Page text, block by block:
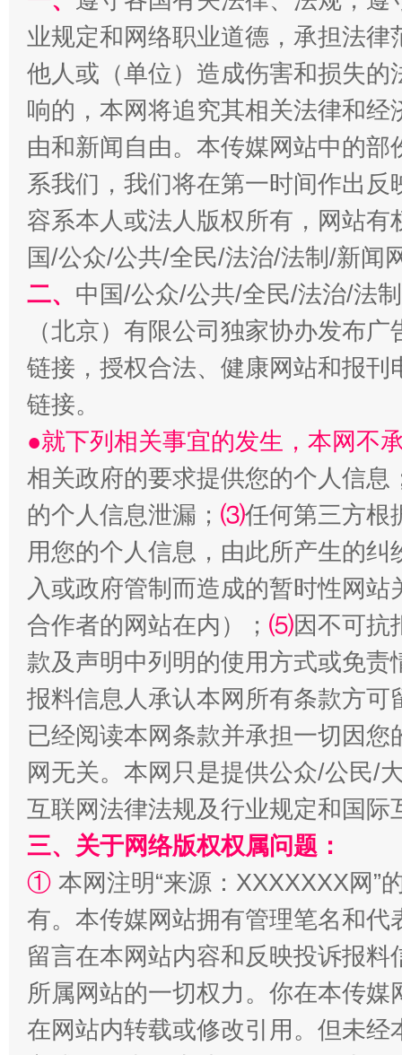
千年窑火 生生不息 一
揭开“小金库”的免责幌子
受贿1.44亿！段成刚被判无期 从幼
全民健身五年计划来了！等你上场
业规定和网络职业道德，承担法
他人或（单位）造成伤害和损失
响的，本网将追究其相关法律和
由和新闻自由。本传媒网站中的
系我们，我们将在第一时间作出
容系本人或法人版权所有，网站
国/公众/公共/全民/法治/法制/新闻
二、 中国/公众/公共/全民/法治/法
（北京）有限公司独家协办发布
链接，授权合法、健康网站和报
链接。
●就下列相关事宜的发生，本网不
相关政府的要求提供您的个人信息
的个人信息泄漏； ⑶任何第三方根
用您的个人信息，由此所产生的纠
入或政府管制而造成的暂时性网
合作者的网站在内）； ⑸因不可抗
款及声明中列明的使用方式或免责
报料信息人承认本网所有条款方
已经阅读本网条款并承担一切因
网无关。本网只是提供公众/公民/
互联网法律法规及行业规定和国
三、关于网络版权权属问题：
① 本网注明“来源：XXXXXXX网”
有。本传媒网站拥有管理笔名和
留言在本网站内容和反映投诉报
所属网站的一切权力。你在本传
在网站内转载或修改引用。但未